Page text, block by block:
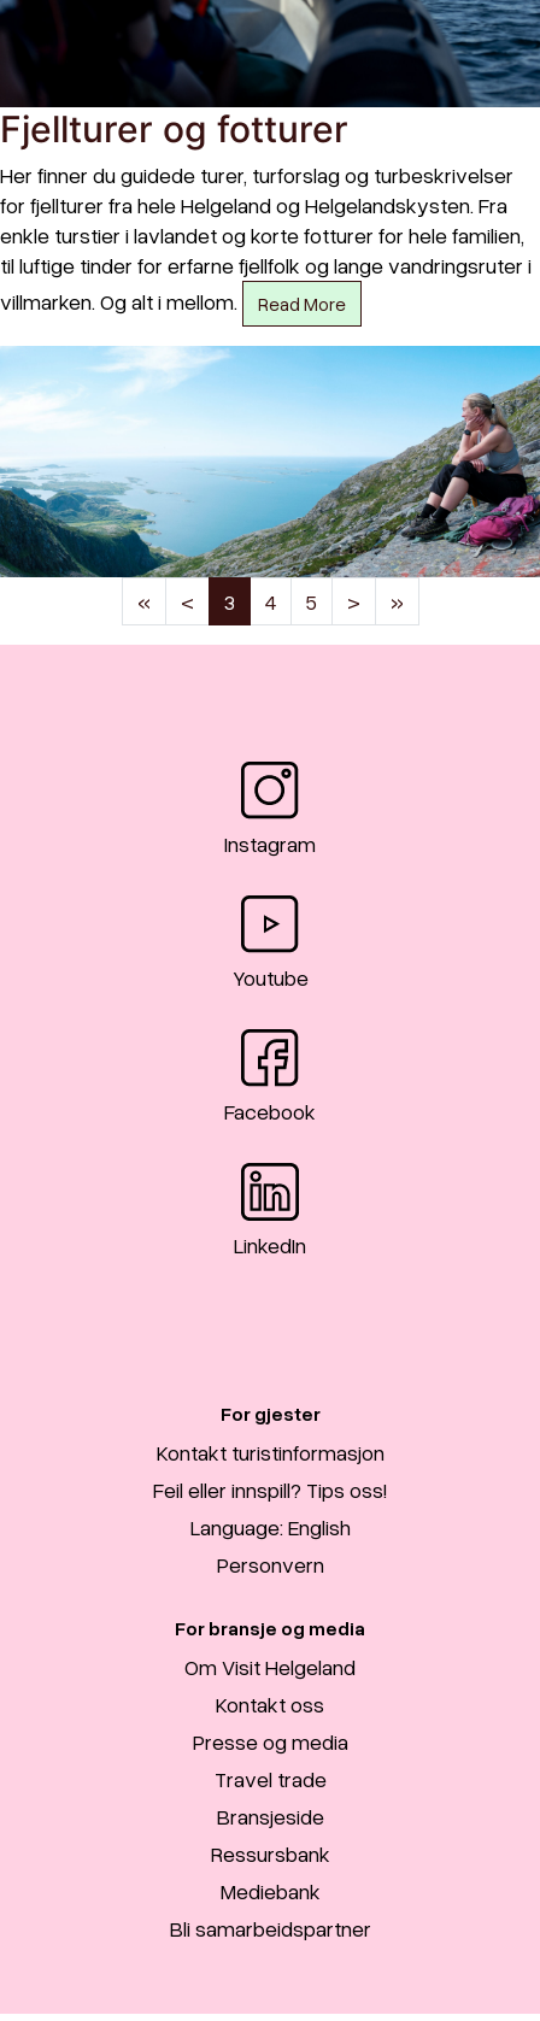
Fjellturer og fotturer
Her finner du guidede turer, turforslag og turbeskrivelser
for fjellturer fra hele Helgeland og Helgelandskysten. Fra
enkle turstier i lavlandet og korte fotturer for hele familien,
til luftige tinder for erfarne fjellfolk og lange vandringsruter i
villmarken. Og alt i mellom.
Read More
« < 3(current)
4 5 > »
Instagram
Youtube
Facebook
LinkedIn
For gjester
Kontakt turistinformasjon
Feil eller innspill? Tips oss!
Language: English
Personvern
For bransje og media
Om Visit Helgeland
Kontakt oss
Presse og media
Travel trade
Bransjeside
Ressursbank
Mediebank
Bli samarbeidspartner